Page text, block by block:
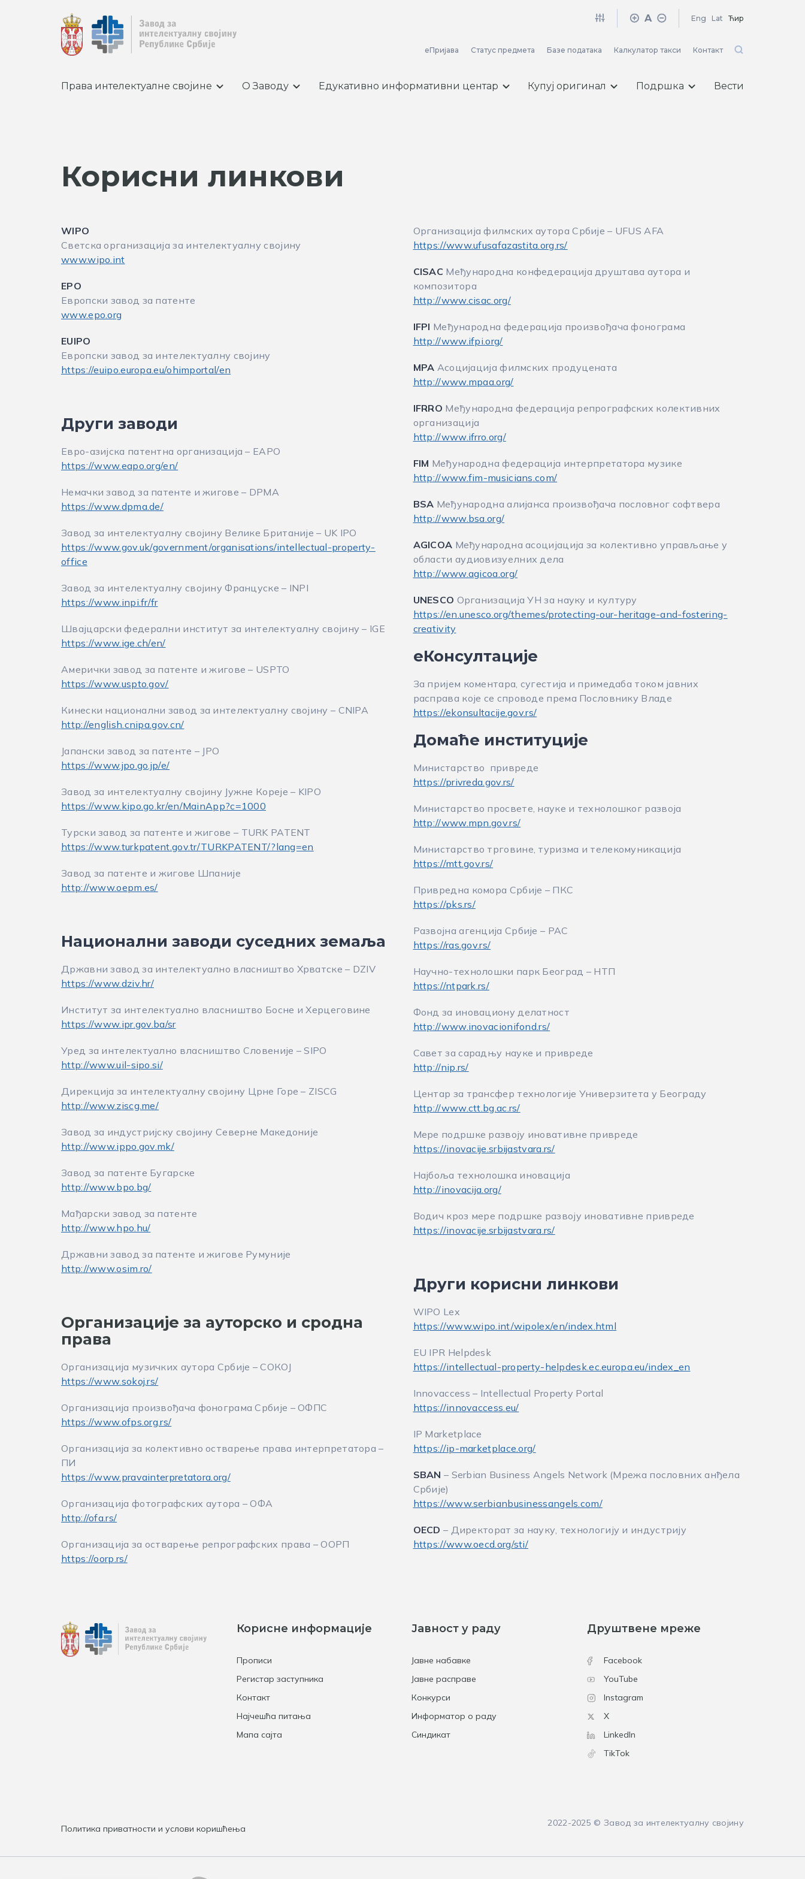
A Eng Lat Ћир
еПријава Статус предмета Базе података Калкулатор такси Контакт
Права интелектуалне својине О Заводу Едукативно информативни центар Купуј оригинал Подршка Вести
Корисни линкови
WIPO
Светска организација за интелектуалну својину
www.wipo.int
EPO
Европски завод за патенте
www.epo.org
EUIPO
Европски завод за интелектуалну својину
https://euipo.europa.eu/ohimportal/en
Други заводи
Евро-азијска патентна организација – EAPO
https://www.eapo.org/en/
Немачки завод за патенте и жигове – DPMA
https://www.dpma.de/
Завод за интелектуалну својину Велике Британије – UK IPO
https://www.gov.uk/government/organisations/intellectual-property-
office
Завод за интелектуалну својину Француске – INPI
https://www.inpi.fr/fr
Швајцарски федерални институт за интелектуалну својину – IGE
https://www.ige.ch/en/
Амерички завод за патенте и жигове – USPTO
https://www.uspto.gov/
Кинески национални завод за интелектуалну својину – CNIPA
http://english.cnipa.gov.cn/
Јапански завод за патенте – JPO
https://www.jpo.go.jp/e/
Завод за интелектуалну својину Јужне Кореје – KIPO
https://www.kipo.go.kr/en/MainApp?c=1000
Турски завод за патенте и жигове – TURK PATENT
https://www.turkpatent.gov.tr/TURKPATENT/?lang=en
Завод за патенте и жигове Шпаније
http://www.oepm.es/
Национални заводи суседних земаља
Државни завод за интелектуално власништво Хрватске – DZIV
https://www.dziv.hr/
Институт за интелектуално власништво Босне и Херцеговине
https://www.ipr.gov.ba/sr
Уред за интелектуално власништво Словеније – SIPO
http://www.uil-sipo.si/
Дирекција за интелектуалну својину Црне Горе – ZISCG
http://www.ziscg.me/
Завод за индустријску својину Северне Македоније
http://www.ippo.gov.mk/
Завод за патенте Бугарске
http://www.bpo.bg/
Мађарски завод за патенте
http://www.hpo.hu/
Државни завод за патенте и жигове Румуније
http://www.osim.ro/
Организације за ауторско и сродна
права
Организација музичких аутора Србије – СОКОЈ
https://www.sokoj.rs/
Организација произвођача фонограма Србије – ОФПС
https://www.ofps.org.rs/
Организација за колективно остварење права интерпретатора –
ПИ
https://www.pravainterpretatora.org/
Организација фотографских аутора – ОФА
http://ofa.rs/
Организација за остварење репрографских права – ООРП
https://oorp.rs/
Организација филмских аутора Србије – UFUS AFA
https://www.ufusafazastita.org.rs/
CISAC Међународна конфедерација друштава аутора и
композитора
http://www.cisac.org/
IFPI Међународна федерација произвођача фонограма
http://www.ifpi.org/
MPA Асоцијација филмских продуцената
http://www.mpaa.org/
IFRRO Међународна федерација репрографских колективних
организација
http://www.ifrro.org/
FIM Међународна федерација интерпретатора музике
http://www.fim-musicians.com/
BSA Међународна алијанса произвођача пословног софтвера
http://www.bsa.org/
AGICOA Међународна асоцијација за колективно управљање у
области аудиовизуелних дела
http://www.agicoa.org/
UNESCO Организација УН за науку и културу
https://en.unesco.org/themes/protecting-our-heritage-and-fostering-
creativity
еКонсултације
За пријем коментара, сугестија и примедаба током јавних
расправа које се спроводе према Пословнику Владе
https://ekonsultacije.gov.rs/
Домаће институције
Министарство привреде
https://privreda.gov.rs/
Министарство просвете, науке и технолошког развоја
http://www.mpn.gov.rs/
Министарство трговине, туризма и телекомуникација
https://mtt.gov.rs/
Привредна комора Србије – ПКС
https://pks.rs/
Развојна агенција Србије – РАС
https://ras.gov.rs/
Научно-технолошки парк Београд – НТП
https://ntpark.rs/
Фонд за иновациону делатност
http://www.inovacionifond.rs/
Савет за сарадњу науке и привреде
http://nip.rs/
Центар за трансфер технологије Универзитета у Београду
http://www.ctt.bg.ac.rs/
Мере подршке развоју иновативне привреде
https://inovacije.srbijastvara.rs/
Најбоља технолошка иновација
http://inovacija.org/
Водич кроз мере подршке развоју иновативне привреде
https://inovacije.srbijastvara.rs/
Други корисни линкови
WIPO Lex
https://www.wipo.int/wipolex/en/index.html
EU IPR Helpdesk
https://intellectual-property-helpdesk.ec.europa.eu/index_en
Innovaccess – Intellectual Property Portal
https://innovaccess.eu/
IP Marketplace
https://ip-marketplace.org/
SBAN – Serbian Business Angels Network (Мрежа пословних анђела
Србије)
https://www.serbianbusinessangels.com/
OECD – Директорат за науку, технологију и индустрију
https://www.oecd.org/sti/
Корисне информације
Прописи
Регистар заступника
Контакт
Најчешћа питања
Мапа сајта
Јавност у раду
Јавне набавке
Јавне расправе
Конкурси
Информатор о раду
Синдикат
Друштвене мреже
Facebook
YouTube
Instagram
X
LinkedIn
TikTok
Политика приватности и услови коришћења
2022-2025 © Завод за интелектуалну својину